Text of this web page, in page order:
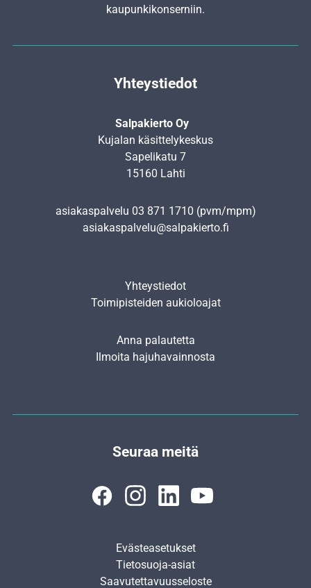
kaupunkikonserniin.
Yhteystiedot
Salpakierto Oy
Kujalan käsittelykeskus
Sapelikatu 7
15160 Lahti
asiakaspalvelu 03 871 1710 (pvm/mpm)
asiakaspalvelu@salpakierto.fi
Yhteystiedot
Toimipisteiden aukioloajat
Anna palautetta
Ilmoita hajuhavainnosta
Seuraa meitä
Evästeasetukset
Tietosuoja-asiat
Saavutettavuusseloste